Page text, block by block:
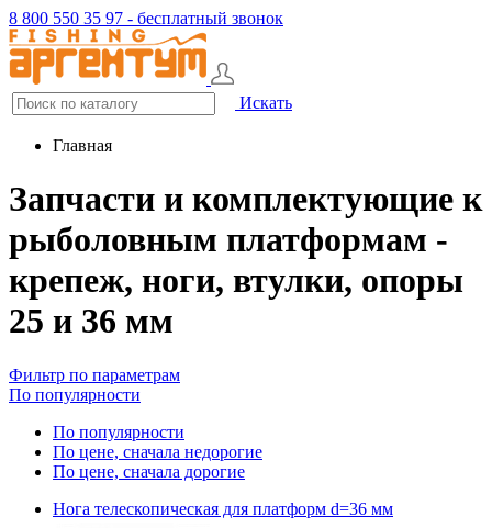
8 800 550 35 97 - бесплатный звонок
Искать
Главная
Запчасти и комплектующие к
рыболовным платформам -
крепеж, ноги, втулки, опоры
25 и 36 мм
Фильтр по параметрам
По популярности
По популярности
По цене, сначала недорогие
По цене, сначала дорогие
Нога телескопическая для платформ d=36 мм